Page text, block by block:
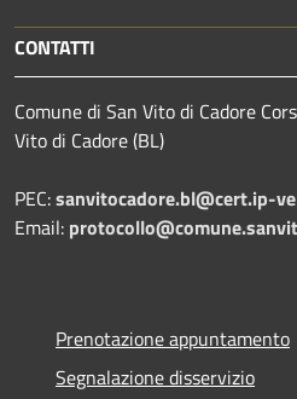
CONTATTI
Comune di San Vito di Cadore
Vito di Cadore (BL)
PEC:sanvitocadore.bl@cert.ip-
Email:
Prenotazione appuntamento
Segnalazione disservizio